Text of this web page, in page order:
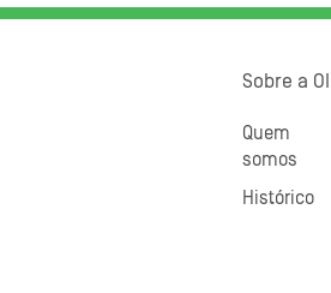
Sobre a OI
Quem
somos
Histórico